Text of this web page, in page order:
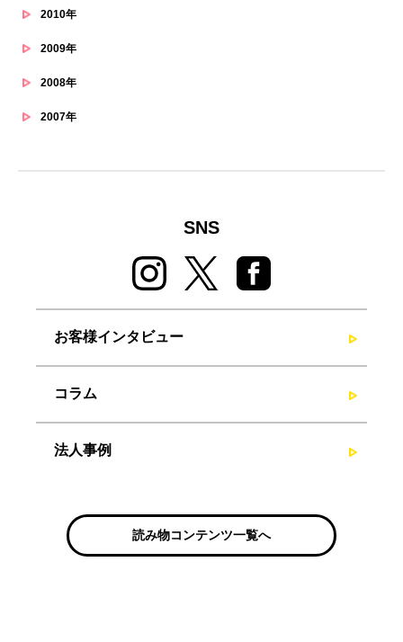
2010年
2009年
2008年
2007年
SNS
お客様インタビュー
コラム
法人事例
読み物コンテンツ一覧へ